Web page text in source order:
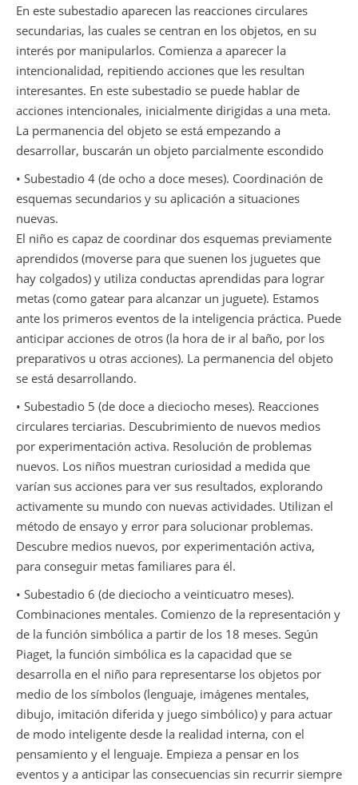
En este subestadio aparecen las reacciones circulares
secundarias, las cuales se centran en los objetos, en su
interés por manipularlos. Comienza a aparecer la
intencionalidad, repitiendo acciones que les resultan
interesantes. En este subestadio se puede hablar de
acciones intencionales, inicialmente dirigidas a una meta.
La permanencia del objeto se está empezando a
desarrollar, buscarán un objeto parcialmente escondido
• Subestadio 4 (de ocho a doce meses). Coordinación de
esquemas secundarios y su aplicación a situaciones
nuevas.
El niño es capaz de coordinar dos esquemas previamente
aprendidos (moverse para que suenen los juguetes que
hay colgados) y utiliza conductas aprendidas para lograr
metas (como gatear para alcanzar un juguete). Estamos
ante los primeros eventos de la inteligencia práctica. Puede
anticipar acciones de otros (la hora de ir al baño, por los
preparativos u otras acciones). La permanencia del objeto
se está desarrollando.
• Subestadio 5 (de doce a dieciocho meses). Reacciones
circulares terciarias. Descubrimiento de nuevos medios
por experimentación activa. Resolución de problemas
nuevos. Los niños muestran curiosidad a medida que
varían sus acciones para ver sus resultados, explorando
activamente su mundo con nuevas actividades. Utilizan el
método de ensayo y error para solucionar problemas.
Descubre medios nuevos, por experimentación activa,
para conseguir metas familiares para él.
• Subestadio 6 (de dieciocho a veinticuatro meses).
Combinaciones mentales. Comienzo de la representación y
de la función simbólica a partir de los 18 meses. Según
Piaget, la función simbólica es la capacidad que se
desarrolla en el niño para representarse los objetos por
medio de los símbolos (lenguaje, imágenes mentales,
dibujo, imitación diferida y juego simbólico) y para actuar
de modo inteligente desde la realidad interna, con el
pensamiento y el lenguaje. Empieza a pensar en los
eventos y a anticipar las consecuencias sin recurrir siempre